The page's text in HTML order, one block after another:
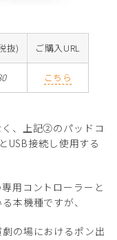
抜) ご購入URL
こちら
く、上記②のパッドコ
USB接続し使用する
用コントローラーと
本機種ですが、
の場におけるポン出